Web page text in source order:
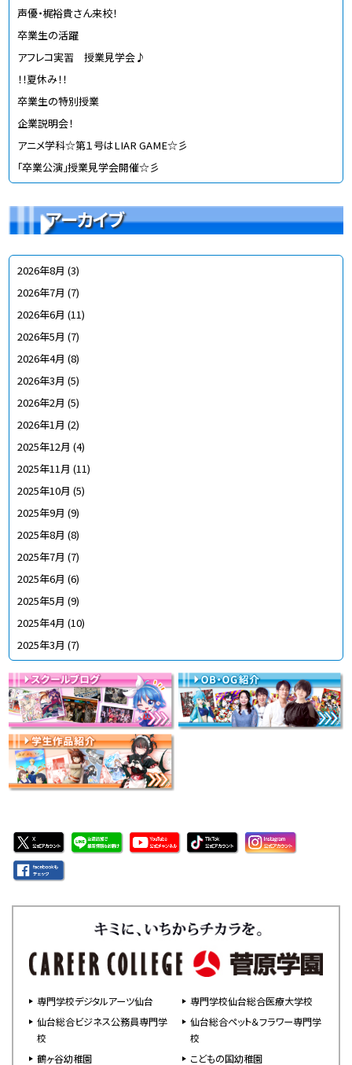
声優・梶裕貴さん来校！
卒業生の活躍
アフレコ実習 授業見学会♪
！！夏休み！！
卒業生の特別授業
企業説明会！
アニメ学科☆第１号はLIAR GAME☆彡
「卒業公演」授業見学会開催☆彡
アーカイブ
2026年8月 (3)
2026年7月 (7)
2026年6月 (11)
2026年5月 (7)
2026年4月 (8)
2026年3月 (5)
2026年2月 (5)
2026年1月 (2)
2025年12月 (4)
2025年11月 (11)
2025年10月 (5)
2025年9月 (9)
2025年8月 (8)
2025年7月 (7)
2025年6月 (6)
2025年5月 (9)
2025年4月 (10)
2025年3月 (7)
専門学校デジタルアーツ仙台
専門学校仙台総合医療大学校
仙台総合ビジネス公務員専門学
校
仙台総合ペット＆フラワー専門学
校
鶴ヶ谷幼稚園
こどもの国幼稚園